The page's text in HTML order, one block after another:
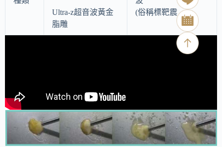
Ultra-z超音波黃金
脂雕
(俗稱標靶震